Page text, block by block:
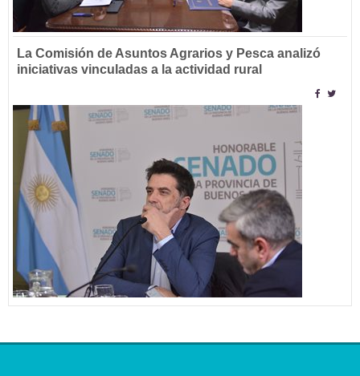
La Comisión de Asuntos Agrarios y Pesca analizó
iniciativas vinculadas a la actividad rural